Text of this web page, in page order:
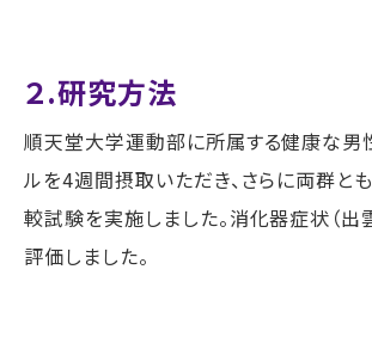
２.研究方法
順天堂大学運動部に所属する健康な男
ルを4週間摂取いただき、さらに両群と
較試験を実施しました。消化器症状（出
評価しました。